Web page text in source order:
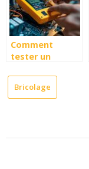
preparation
Comment
tester un
de volet roulant
?Bricolage